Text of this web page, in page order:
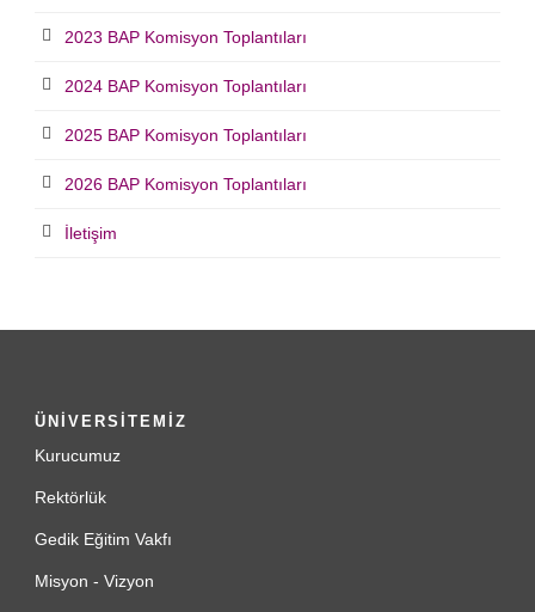
2023 BAP Komisyon Toplantıları
2024 BAP Komisyon Toplantıları
2025 BAP Komisyon Toplantıları
2026 BAP Komisyon Toplantıları
İletişim
ÜNİVERSİTEMİZ
Kurucumuz
Rektörlük
Gedik Eğitim Vakfı
Misyon - Vizyon